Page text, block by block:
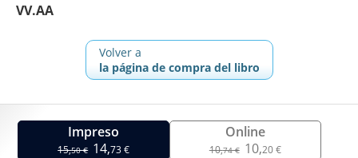
VV.AA
Volver a
la página de compra del libro
Impreso
15,50 € 14,73 €
Online
10,74 € 10,20 €